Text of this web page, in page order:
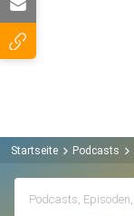
Startseite Podcasts